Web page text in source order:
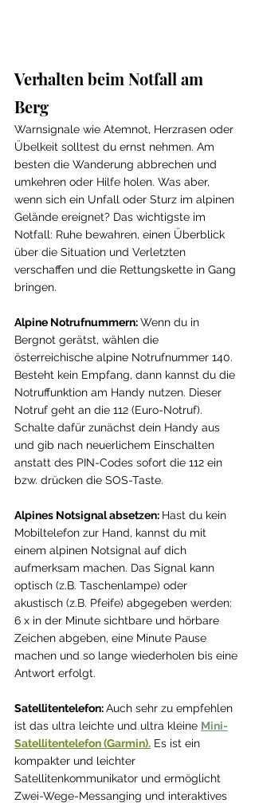
Verhalten beim Notfall am
Berg
Warnsignale wie Atemnot, Herzrasen oder
Übelkeit solltest du ernst nehmen. Am
besten die Wanderung abbrechen und
umkehren oder Hilfe holen. Was aber,
wenn sich ein Unfall oder Sturz im alpinen
Gelände ereignet? Das wichtigste im
Notfall: Ruhe bewahren, einen Überblick
über die Situation und Verletzten
verschaffen und die Rettungskette in Gang
bringen.
Alpine Notrufnummern: Wenn du in
Bergnot gerätst, wählen die
österreichische alpine Notrufnummer 140.
Besteht kein Empfang, dann kannst du die
Notruffunktion am Handy nutzen. Dieser
Notruf geht an die 112 (Euro-Notruf).
Schalte dafür zunächst dein Handy aus
und gib nach neuerlichem Einschalten
anstatt des PIN-Codes sofort die 112 ein
bzw. drücken die SOS-Taste.
Alpines Notsignal absetzen: Hast du kein
Mobiltelefon zur Hand, kannst du mit
einem alpinen Notsignal auf dich
aufmerksam machen. Das Signal kann
optisch (z.B. Taschenlampe) oder
akustisch (z.B. Pfeife) abgegeben werden:
6 x in der Minute sichtbare und hörbare
Zeichen abgeben, eine Minute Pause
machen und so lange wiederholen bis eine
Antwort erfolgt.
Satellitentelefon: Auch sehr zu empfehlen
ist das ultra leichte und ultra kleine Mini-
Satellitentelefon (Garmin). Es ist ein
kompakter und leichter
Satellitenkommunikator und ermöglicht
Zwei-Wege-Messanging und interaktives